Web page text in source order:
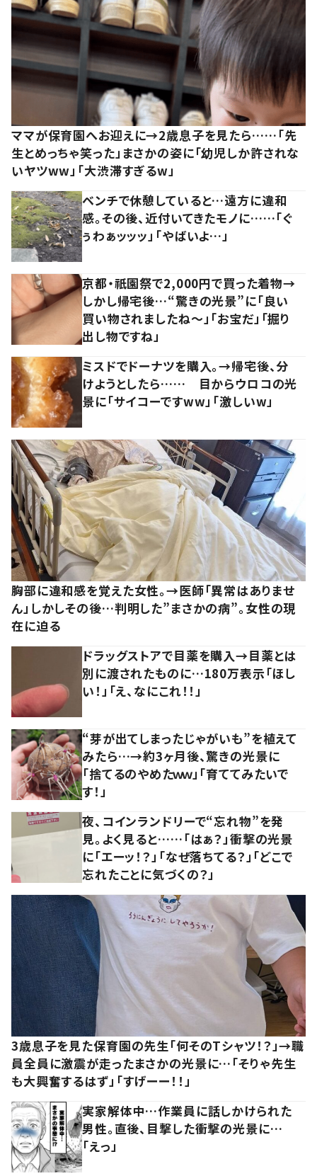
ママが保育園へお迎えに→2歳息子を見たら……「先
生とめっちゃ笑った」まさかの姿に「幼児しか許されな
いヤツww」「大渋滞すぎるw」
ベンチで休憩していると…遠方に違和
感。その後、近付いてきたモノに……「ぐ
ぅわぁッッッ」「やばいよ…」
京都・祇園祭で2,000円で買った着物→
しかし帰宅後…“驚きの光景”に「良い
買い物されましたね～」「お宝だ」「掘り
出し物ですね」
ミスドでドーナツを購入。→帰宅後、分
けようとしたら…… 目からウロコの光
景に「サイコーですww」「激しいw」
胸部に違和感を覚えた女性。→医師「異常はありませ
ん」しかしその後…判明した”まさかの病”。女性の現
在に迫る
ドラッグストアで目薬を購入→目薬とは
別に渡されたものに…180万表示「ほし
い！」「え、なにこれ！！」
“芽が出てしまったじゃがいも”を植えて
みたら…→約3ヶ月後、驚きの光景に
「捨てるのやめたｗｗ」「育ててみたいで
す！」
夜、コインランドリーで“忘れ物”を発
見。よく見ると……「はぁ？」衝撃の光景
に「エーッ！？」「なぜ落ちてる？」「どこで
忘れたことに気づくの？」
3歳息子を見た保育園の先生「何そのTシャツ！？」→職
員全員に激震が走ったまさかの光景に…「そりゃ先生
も大興奮するはず」「すげーー！！」
実家解体中…作業員に話しかけられた
男性。直後、目撃した衝撃の光景に…
「えっ」